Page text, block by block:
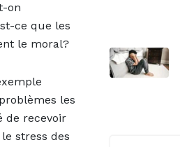
on
ce que les
le moral?
les
de recevoir
stress des